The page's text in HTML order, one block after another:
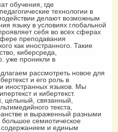
обучения, где
технологии в
делают возможным
языку в условиях глобальной
себя во всех сферах
преподавания
как иностранного. Такие
киберсреда,
уже проникли в
рассмотреть новое для
и его роль в
иностранных языков. Мы
и кибертекст.
связанный,
текста,
и выраженный разными
семиотическое
содержанием и единым